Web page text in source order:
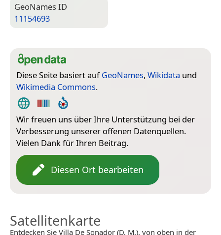
Geo­Names ID
11154693
Diese Seite basiert aufGeoNames, Wikidata und
Wikimedia Commons.
Wir freuen uns über Ihre Unterstützung bei der
Verbesserung unserer offenen Datenquellen.
Vielen Dank für Ihren Beitrag.
Diesen Ort bearbeiten
Satellitenkarte
Entdecken Sie Villa De Sonador (D. M.). von oben in der